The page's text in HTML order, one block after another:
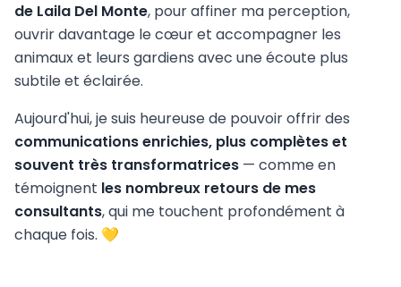
de Laila Del Monte, pour affiner ma perception,
ouvrir davantage le cœur et accompagner les
animaux et leurs gardiens avec une écoute plus
subtile et éclairée.
Aujourd'hui, je suis heureuse de pouvoir offrir des
communications enrichies, plus complètes et
souvent très transformatrices — comme en
témoignent les nombreux retours de mes
consultants, qui me touchent profondément à
chaque fois. 💛